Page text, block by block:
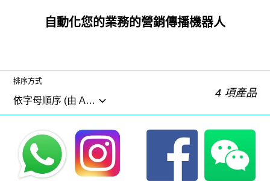
:
自動化您的業務的營銷傳播機器人
排序方式
4 項產品
SCG01
One-
Off
SCT02
One-